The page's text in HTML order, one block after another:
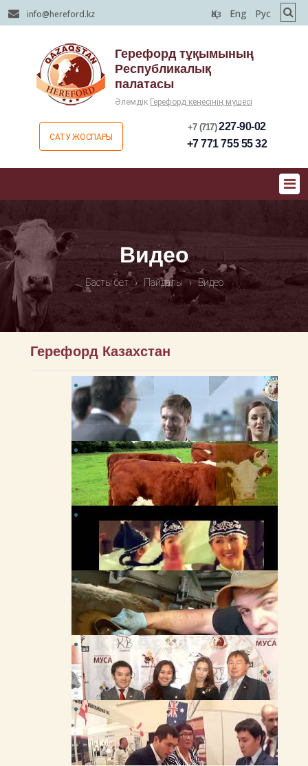
info@hereford.kz Қаз Eng Рус
Герефорд тұқымының
Республикалық
палатасы
Әлемдік Герефорд кеңесінің мүшесі
САТУ ЖОСПАРЫ
+7 (717)227-90-02
+7 771 755 55 32
Видео
Басты бет › Пайдалы › Видео
Герефорд Казахстан